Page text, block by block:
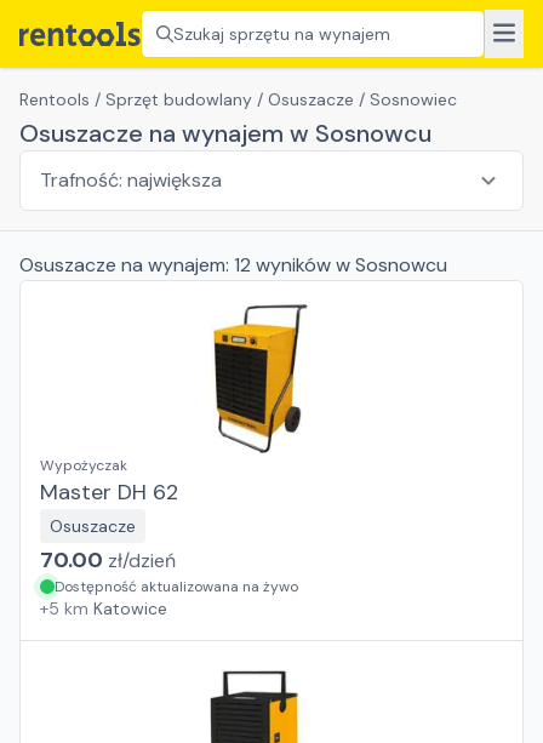
Szukaj sprzętu na wynajem
Rentools / Sprzęt budowlany / Osuszacze / Sosnowiec
Osuszacze na wynajem w Sosnowcu
Osuszacze na wynajem: 12 wynikóww Sosnowcu
Wypożyczak
Master DH 62
Osuszacze
70.00 zł/dzień
Dostępność aktualizowana na żywo
+5 km Katowice